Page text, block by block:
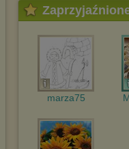
marza75